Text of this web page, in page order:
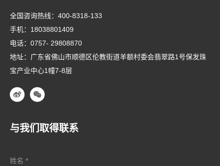
全国咨询热线： 400-8318-133
手机： 18038801409
电话： 0757- 29808870
地址：广东省佛山市顺德区伦教街道羊额村委会翡翠路1号保发珠
宝产业中心1幢7-8层
与我们取得联系